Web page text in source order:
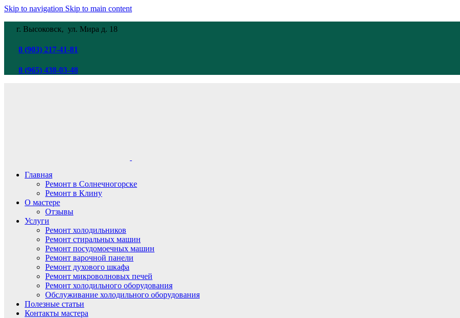
Skip to navigation Skip to main content
г. Высоковск, ул. Мира д. 18
8 (903) 217-41-81
8 (965) 438-03-48
Главная
Ремонт в Солнечногорске
Ремонт в Клину
О мастере
Отзывы
Услуги
Ремонт холодильников
Ремонт стиральных машин
Ремонт посудомоечных машин
Ремонт варочной панели
Ремонт духового шкафа
Ремонт микроволновых печей
Ремонт холодильного оборудования
Обслуживание холодильного оборудования
Полезные статьи
Контакты мастера